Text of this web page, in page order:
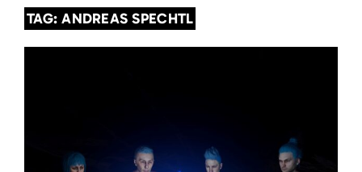
TAG: ANDREAS SPECHTL